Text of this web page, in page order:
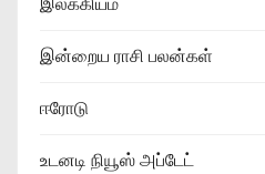
இன்றைய ராசி பலன்கள்
ஈரோடு
உடனடி நியூஸ் அப்டேட்